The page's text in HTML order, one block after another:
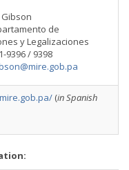
de
y Legalizaciones
9396 / 9398
(inSpanish